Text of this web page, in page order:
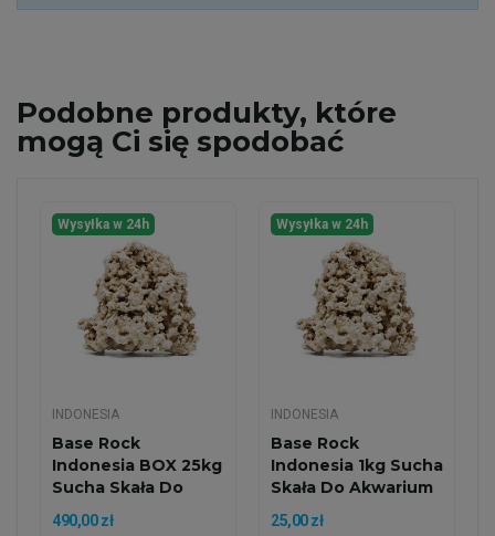
Podobne produkty, które
mogą Ci się spodobać
Wysyłka w 24h
INDONESIA
Base Rock
Indonesia BOX 25kg
Sucha Skała Do
Akwarium...
490,00 zł
Wysyłka w 24h
INDONESIA
Base Rock
Indonesia 1kg Sucha
Skała Do Akwarium
Morskiego
25,00 zł